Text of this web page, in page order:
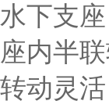
水下支
座内半
转动灵